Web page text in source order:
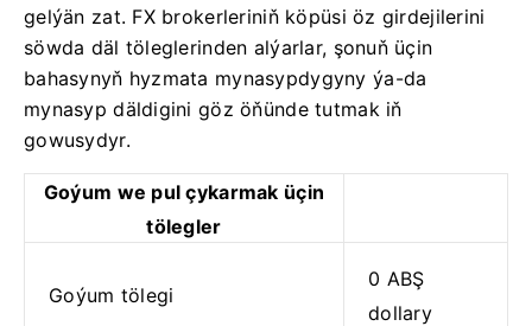
gelýän zat. FX brokerleriniň köpüsi öz girdejilerini
söwda däl töleglerinden alýarlar, şonuň üçin
bahasynyň hyzmata mynasypdygyny ýa-da
mynasyp däldigini göz öňünde tutmak iň
gowusydyr.
Goýum we pul çykarmak üçin
tölegler
Goýum tölegi
0 ABŞ
dollary